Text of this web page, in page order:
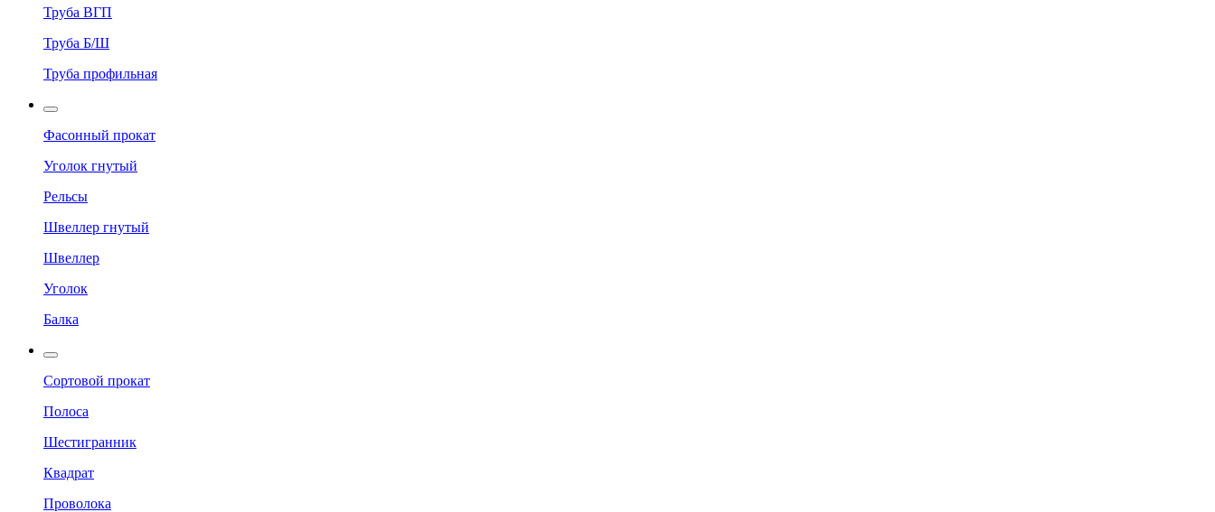
Труба ВГП
Труба Б/Ш
Труба профильная
Фасонный прокат
Уголок гнутый
Рельсы
Швеллер гнутый
Швеллер
Уголок
Балка
Сортовой прокат
Полоса
Шестигранник
Квадрат
Проволока